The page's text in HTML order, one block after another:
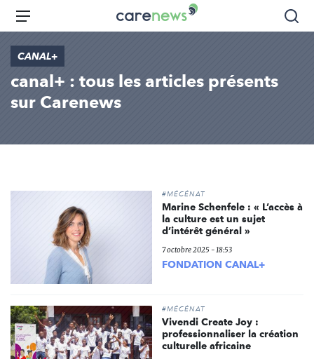
Aller
principal
Carenews,
Le
acteurs
l'engagement
Menu
CANAL+
canal+ : tous les articles présents
sur Carenews
#MÉCÉNAT
Marine Schenfele : « L’accès à
la culture est un sujet
d’intérêt général »
7 octobre 2025 - 18:53
FONDATION CANAL+
#MÉCÉNAT
Vivendi Create Joy :
professionnaliser la création
culturelle africaine